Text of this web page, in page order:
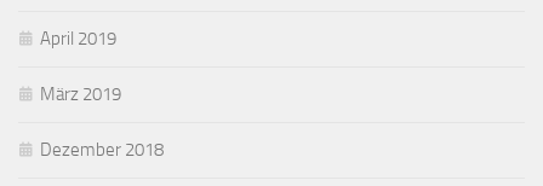
April 2019
März 2019
Dezember 2018